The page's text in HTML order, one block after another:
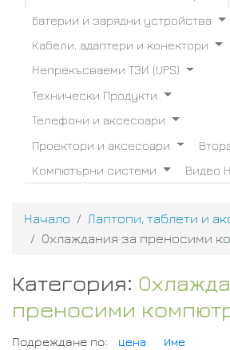
Батерии и зарядни устройства
Кабели, адаптери и конектори
Непрекъсваеми ТЗИ (UPS)
Технически Продукти
Телефони и аксесоари
Проектори и аксесоари
Компютърни системи
Видео
Начало
Лаптопи, таблети и
Охлаждания за преносими
Категория:
преносими
Подреждане по: Цена Име